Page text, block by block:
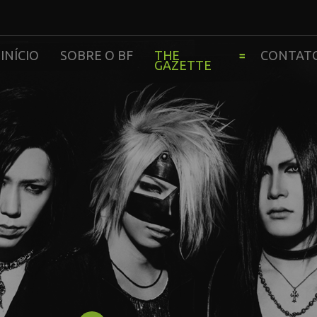
INÍCIO SOBRE O BF THE
GAZETTE